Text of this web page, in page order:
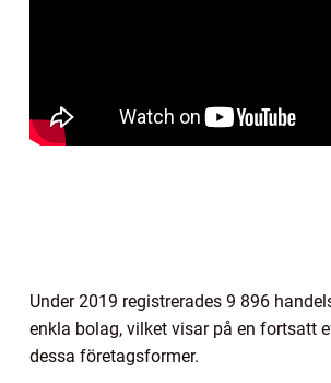
Under 2019 registrerades 9 896
enkla bolag, vilket visar på en fortsatt
dessa företagsformer.